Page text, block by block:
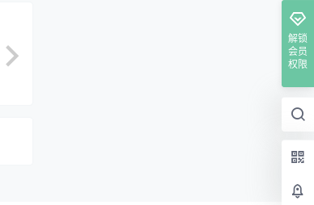
解锁
会员
权限